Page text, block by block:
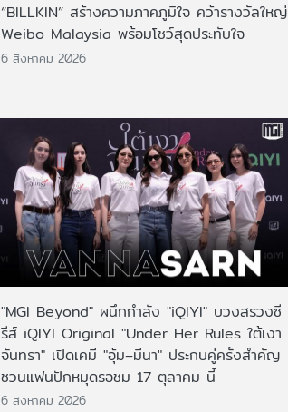
“BILLKIN” สร้างความภาคภูมิใจ คว้ารางวัลใหญ่
Weibo Malaysia พร้อมโชว์สุดประทับใจ
6 สิงหาคม 2026
"MGI Beyond" ผนึกกำลัง "iQIYI" บวงสรวงซี
รีส์ iQIYI Original "Under Her Rules ใต้เงา
จันทรา" เปิดเคมี "อุ้ม–มีนา" ประกบคู่ครั้งสำคัญ
ชวนแฟนปักหมุดรอชม 17 ตุลาคม นี้
6 สิงหาคม 2026